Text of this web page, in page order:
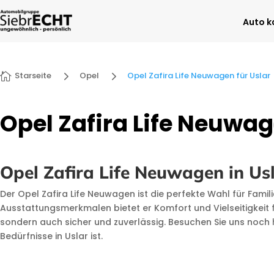
Auto
 Starseite 5 Opel 5 Opel Zafira Life Neuwagen für Uslar
Opel Zafira Life
Opel Zafira Life Neuwagen in
Der Opel Zafira Life Neuwagen ist die perfekte Wahl für
Ausstattungsmerkmalen bietet er Komfort und Vielseitigkeit
sondern auch sicher und zuverlässig. Besuchen Sie uns
Bedürfnisse in Uslar ist.